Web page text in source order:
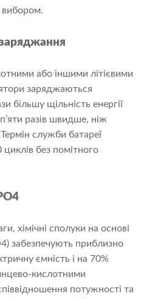
або іншими літієвими
заряджаються
більшу щільність енергії
разів швидше, ніж
служби батареї
без помітного
хімічні сполуки на основі
забезпечують приблизно
ємність і на 70%
кислотними
потужності та